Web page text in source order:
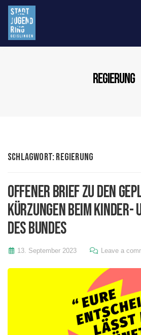
regierung
Schlagwort:regierung
Offener Brief zu den
Kürzungen beim Kinder-
des Bundes
13. September 2023 Leave a